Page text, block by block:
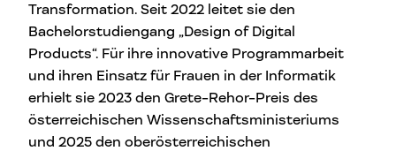
Transformation. Seit 2022 leitet sie den
Bachelorstudiengang „Design of Digital
Products“. Für ihre innovative Programmarbeit
und ihren Einsatz für Frauen in der Informatik
erhielt sie 2023 den Grete-Rehor-Preis des
österreichischen Wissenschaftsministeriums
und 2025 den oberösterreichischen